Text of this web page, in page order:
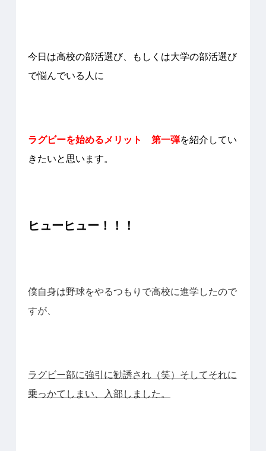
今日は高校の部活選び、もしくは大学の部活選び
で悩んでいる人に
ラグビーを始めるメリット 第一弾を紹介してい
きたいと思います。
ヒューヒュー！！！
僕自身は野球をやるつもりで高校に進学したので
すが、
ラグビー部に強引に勧誘され（笑）そしてそれに
乗っかてしまい、入部しました。